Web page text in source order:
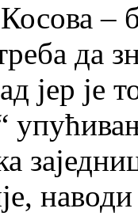
–
да
јер је